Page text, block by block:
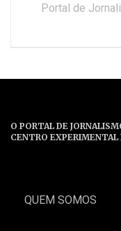
Portal de
O PORTAL DE
CENTRO EXPERIMENTAL
QUEM SOMOS